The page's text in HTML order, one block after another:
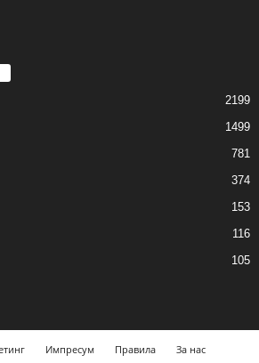
2199
1499
781
374
153
116
105
Импресум Правила За нас